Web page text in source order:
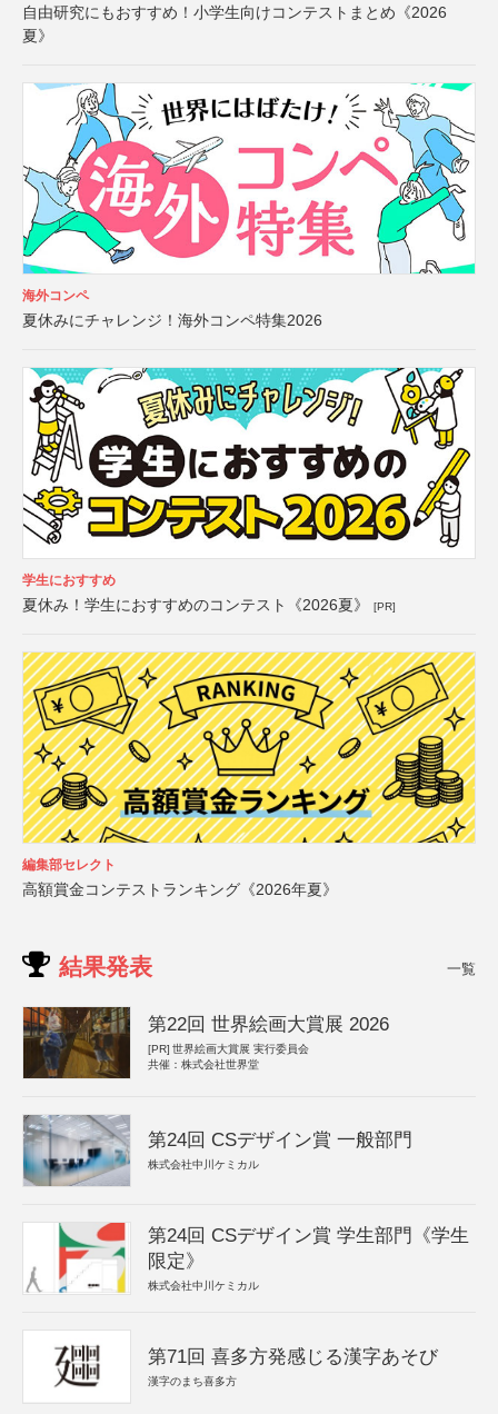
自由研究にもおすすめ！小学生向けコンテストまとめ《2026
夏》
海外コンペ
夏休みにチャレンジ！海外コンペ特集2026
学生におすすめ
夏休み！学生におすすめのコンテスト《2026夏》 [PR]
編集部セレクト
高額賞金コンテストランキング《2026年夏》
結果発表 一覧
第22回 世界絵画大賞展 2026
[PR] 世界絵画大賞展 実行委員会
共催：株式会社世界堂
第24回 CSデザイン賞 一般部門
株式会社中川ケミカル
第24回 CSデザイン賞 学生部門《学生
限定》
株式会社中川ケミカル
第71回 喜多方発感じる漢字あそび
漢字のまち喜多方